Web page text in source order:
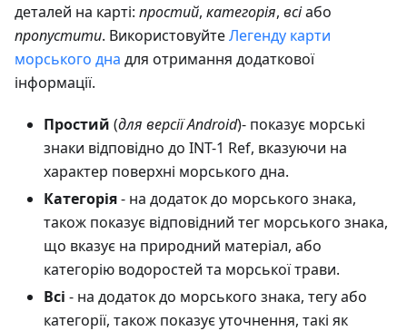
деталей на карті: простий, категорія, всіабо
пропустити. ВикористовуйтеЛегенду карти
морського дна для отримання додаткової
інформації.
Простий (для версії Android)- показує морські
знаки відповідно до INT-1 Ref, вказуючи на
характер поверхні морського дна.
Категорія- на додаток до морського знака,
також показує відповідний тег морського знака,
що вказує на природний матеріал, або
категорію водоростей та морської трави.
Всі - на додаток до морського знака, тегу або
категорії, також показує уточнення, такі як